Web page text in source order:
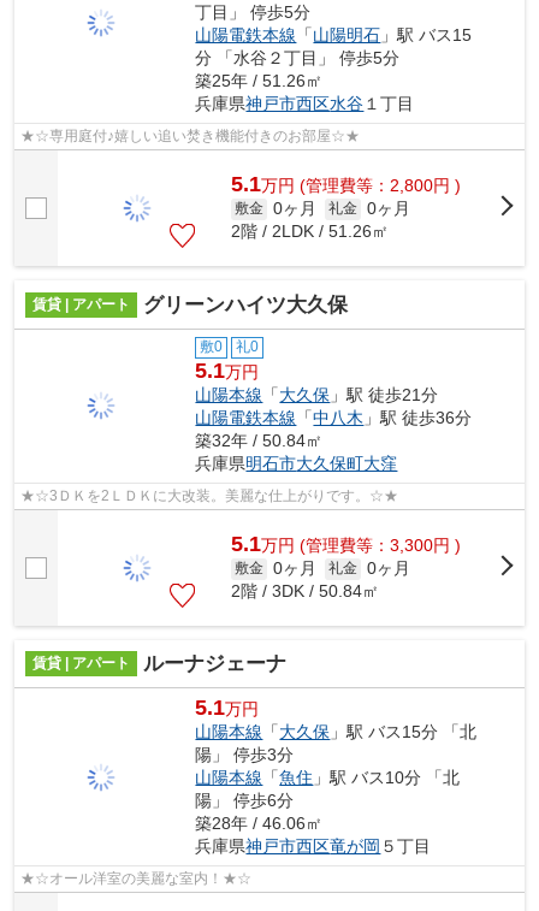
丁目」 停歩5分
山陽電鉄本線 「山陽明石 」駅 バス15
分 「水谷２丁目」 停歩5分
築25年 / 51.26㎡
兵庫県神戸市西区水谷 １丁目
★☆専用庭付♪嬉しい追い焚き機能付きのお部屋☆★
5.1万円 (管理費等：2,800円 )
敷金 0ヶ月 礼金 0ヶ月
2階 / 2LDK / 51.26㎡
賃貸 | アパート グリーンハイツ大久保
敷0 礼0
5.1万円
山陽本線 「大久保 」駅 徒歩21分
山陽電鉄本線 「中八木 」駅 徒歩36分
築32年 / 50.84㎡
兵庫県明石市大久保町大窪
★☆3ＤＫを2ＬＤＫに大改装。美麗な仕上がりです。☆★
5.1万円 (管理費等：3,300円 )
敷金 0ヶ月 礼金 0ヶ月
2階 / 3DK / 50.84㎡
賃貸 | アパート ルーナジェーナ
5.1万円
山陽本線 「大久保 」駅 バス15分 「北
陽」 停歩3分
山陽本線 「魚住 」駅 バス10分 「北
陽」 停歩6分
築28年 / 46.06㎡
兵庫県神戸市西区竜が岡 ５丁目
★☆オール洋室の美麗な室内！★☆